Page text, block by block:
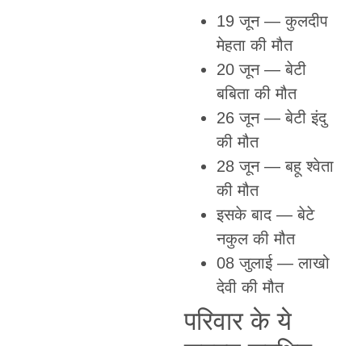
19 जून — कुलदीप
मेहता की मौत
20 जून — बेटी
बबिता की मौत
26 जून — बेटी इंदु
की मौत
28 जून — बहू श्वेता
की मौत
इसके बाद — बेटे
नकुल की मौत
08 जुलाई — लाखो
देवी की मौत
परिवार के ये